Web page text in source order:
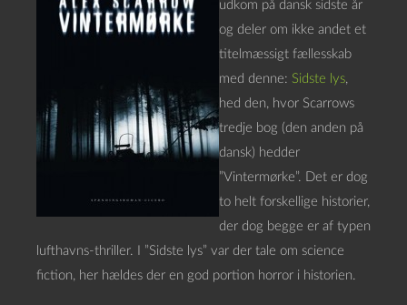
udkom på dansk sidste år
og deler om ikke andet et
titelmæssigt fællesskab
med denne: Sidste lys,
hed den, hvor Scarrows
tredje bog (den anden på
dansk) hedder
”Vintermørke”. Det er dog
to helt forskellige historier,
der dog begge er af typen
lufthavns-thriller. I ”Sidste lys” var der tale om science
fiction, her hældes der en god portion horror i historien.